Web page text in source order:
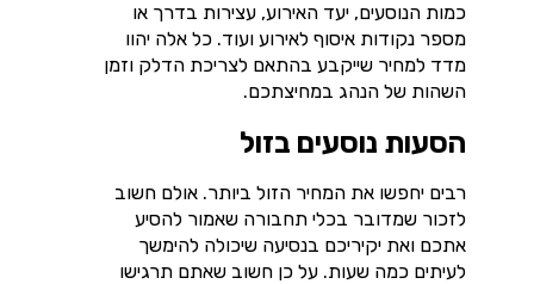
כמות הנוסעים, יעד האירוע, עצירות בדרך או
מספר נקודות איסוף לאירוע ועוד. כל אלה יהוו
מדד למחיר שייקבע בהתאם לצריכת הדלק וזמן
השהות של הנהג במחיצתכם.
הסעות נוסעים בזול
רבים יחפשו את המחיר הזול ביותר. אולם חשוב
לזכור שמדובר בכלי תחבורה שאמור להסיע
אתכם ואת יקיריכם בנסיעה שיכולה להימשך
לעיתים כמה שעות. על כן חשוב שאתם תרגישו